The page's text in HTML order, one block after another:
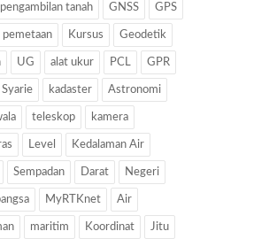
pengambilan tanah GNSS GPS
pemetaan Kursus Geodetik
UG alat ukur PCL GPR
Syarie kadaster Astronomi
teleskop kamera
Level Kedalaman Air
Sempadan Darat Negeri
MyRTKnet Air
maritim Koordinat Jitu